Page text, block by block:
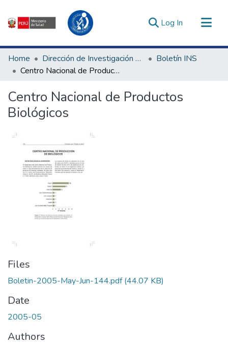
Log In (current)
Communities & Collections
All of DSpace
Estadísticas Externas
Enlaces de interés ▾
Home Dirección de Investigación e Innovación en Salud
Boletín INS
Centro Nacional de Productos Biológicos
Centro Nacional de Productos
Biológicos
Files
Boletin-2005-May-Jun-144.pdf(44.07 KB)
Date
2005-05
Authors